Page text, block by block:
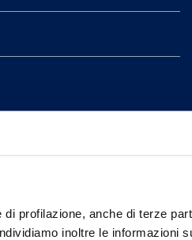
profilazione, anche di terze
inoltre le informazioni